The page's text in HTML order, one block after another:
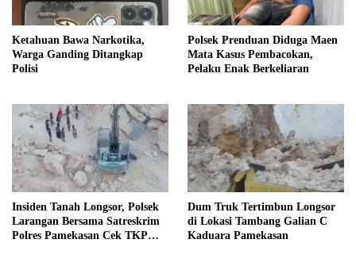
Ketahuan Bawa Narkotika,
Warga Ganding Ditangkap
Polisi
Polsek Prenduan Diduga Maen
Mata Kasus Pembacokan,
Pelaku Enak Berkeliaran
Insiden Tanah Longsor, Polsek
Larangan Bersama Satreskrim
Polres Pamekasan Cek TKP
Dum Truk Tertimbun Longsor
di Lokasi Tambang Galian C
Kaduara Pamekasan